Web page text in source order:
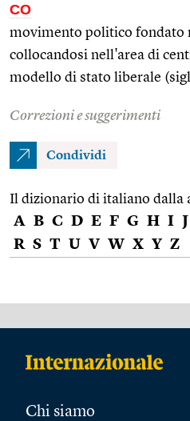
CO
movimento politico fondato
collocandosi nell'area di
modello di stato liberale
Correzioni e suggerimenti
Condividi
Il dizionario di italiano dalla
A B C D E F G H I J
R S T U V W X Y Z
Chi siamo